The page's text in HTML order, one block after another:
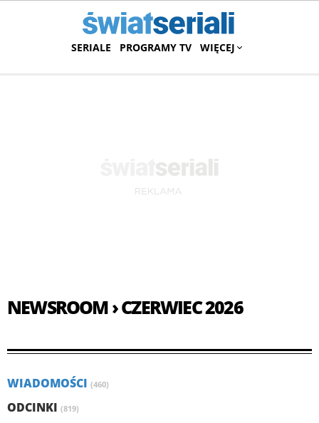
SERIALE PROGRAMY TV WIĘCEJ
NEWSROOM › CZERWIEC 2026
WIADOMOŚCI (460)
ODCINKI (819)